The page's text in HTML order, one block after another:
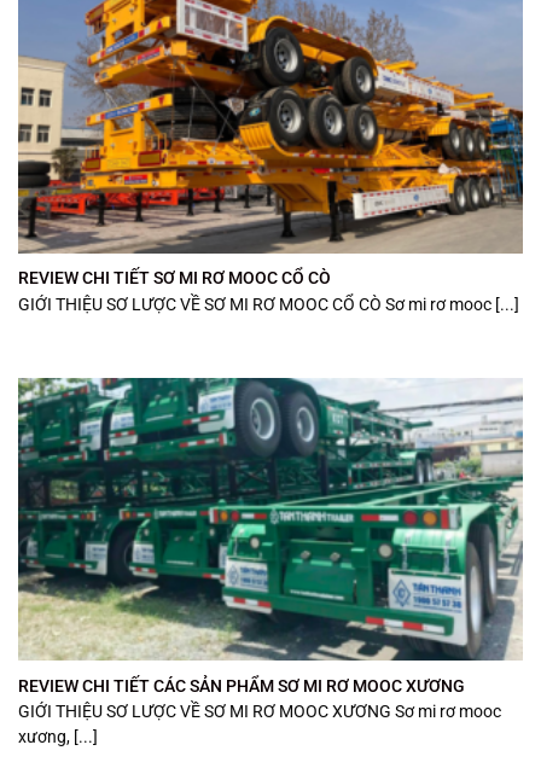
REVIEW CHI TIẾT SƠ MI RƠ MOOC CỔ CÒ
GIỚI THIỆU SƠ LƯỢC VỀ SƠ MI RƠ MOOC CỔ CÒ Sơ mi rơ mooc [...]
REVIEW CHI TIẾT CÁC SẢN PHẨM SƠ MI RƠ MOOC XƯƠNG
GIỚI THIỆU SƠ LƯỢC VỀ SƠ MI RƠ MOOC XƯƠNG Sơ mi rơ mooc
xương, [...]